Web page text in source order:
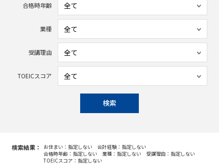
合格時年齢
業種
受講理由
TOEICスコア
検索
検索結果： お住まい：指定しない
会計経験：指定しない
合格時年齢：指定しない
業種：指定しない
受講理由：指定しない
TOEICスコア：指定しない